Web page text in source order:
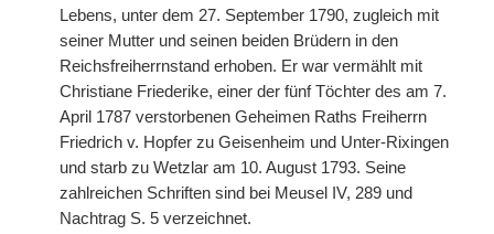
Lebens, unter dem 27. September 1790, zugleich mit
seiner Mutter und seinen beiden Brüdern in den
Reichsfreiherrnstand erhoben. Er war vermählt mit
Christiane Friederike, einer der fünf Töchter des am 7.
April 1787 verstorbenen Geheimen Raths Freiherrn
Friedrich v. Hopfer zu Geisenheim und Unter-Rixingen
und starb zu Wetzlar am 10. August 1793. Seine
zahlreichen Schriften sind bei Meusel IV, 289 und
Nachtrag S. 5 verzeichnet.